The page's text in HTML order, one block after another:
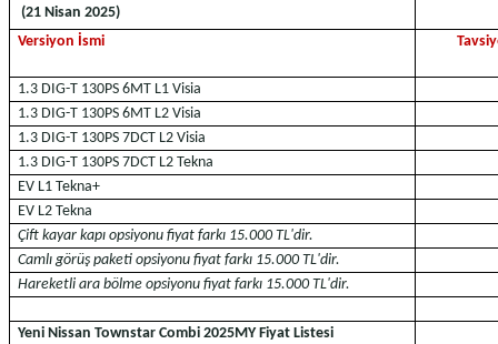
(21 Nisan 2025)
Versiyon İsmi
1.3 DIG-T 130PS 6MT L1 Visia
1.3 DIG-T 130PS 6MT L2 Visia
1.3 DIG-T 130PS 7DCT L2 Visia
1.3 DIG-T 130PS 7DCT L2 Tekna
EV L1 Tekna+
EV L2 Tekna
Çift kayar kapı opsiyonu fiyat farkı 15.000 TL'dir.
Camlı görüş paketi opsiyonu fiyat farkı 15.000 TL'dir.
Hareketli ara bölme opsiyonu fiyat farkı 15.000 TL'dir.
Yeni Nissan Townstar Combi 2025MY Fiyat Listesi